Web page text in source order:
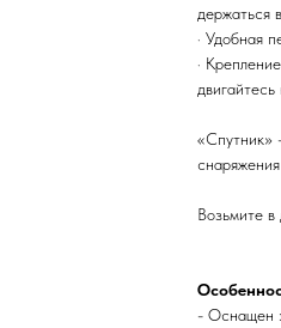
держаться
· Удобная
·
двигайтесь
«Спутник»
Возьмите в
- Оснащен